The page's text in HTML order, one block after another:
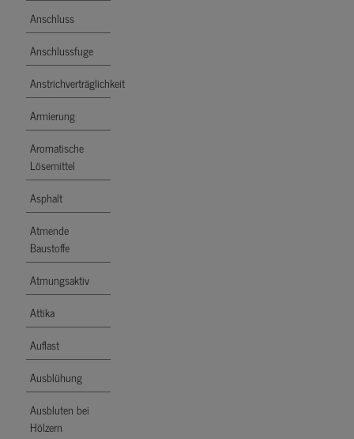
Anschluss
Anschlussfuge
Anstrichverträglichkeit
Armierung
Aromatische
Lösemittel
Asphalt
Atmende
Baustoffe
Atmungsaktiv
Attika
Auflast
Ausblühung
Ausbluten bei
Hölzern